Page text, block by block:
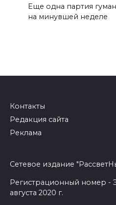
Еще одна партия
на минувшей неделе
Контакты
Редакция сайта
Реклама
Сетевое издание
Регистрационный номер -
августа 2020 г.